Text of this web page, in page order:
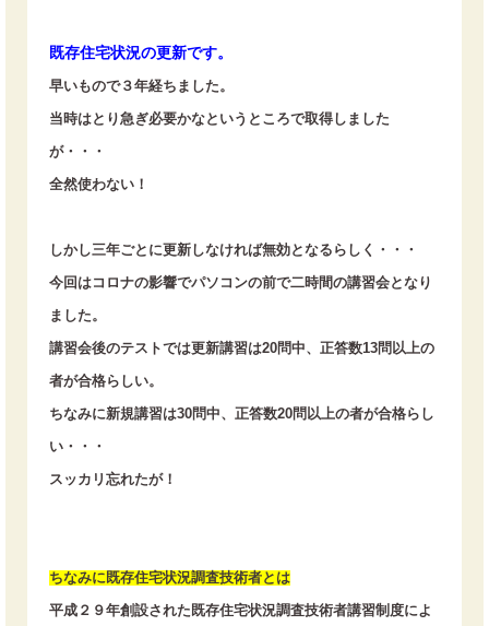
既存住宅状況の更新です。
早いもので３年経ちました。
当時はとり急ぎ必要かなというところで取得しました
が・・・
全然使わない！
しかし三年ごとに更新しなければ無効となるらしく・・・
今回はコロナの影響でパソコンの前で二時間の講習会となり
ました。
講習会後のテストでは更新講習は20問中、正答数13問以上の
者が合格らしい。
ちなみに新規講習は30問中、正答数20問以上の者が合格らし
い・・・
スッカリ忘れたが！
ちなみに既存住宅状況調査技術者とは
平成２９年創設された既存住宅状況調査技術者講習制度によ